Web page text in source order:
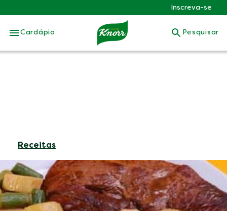
Skip to:
Inscreva-se
Cardápio Pesquisar
Receitas